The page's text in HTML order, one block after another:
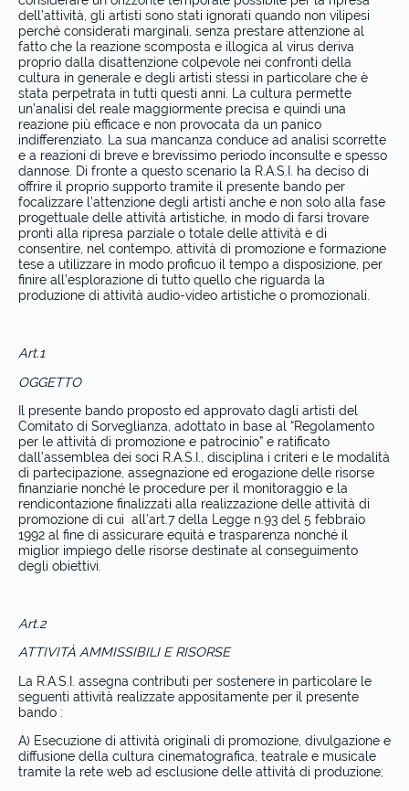
dell’attività, gli artisti sono stati ignorati quando non vilipesi
perché considerati marginali, senza prestare attenzione al
fatto che la reazione scomposta e illogica al virus deriva
proprio dalla disattenzione colpevole nei confronti della
cultura in generale e degli artisti stessi in particolare che è
stata perpetrata in tutti questi anni. La cultura permette
un’analisi del reale maggiormente precisa e quindi una
reazione più efficace e non provocata da un panico
indifferenziato. La sua mancanza conduce ad analisi scorrette
e a reazioni di breve e brevissimo periodo inconsulte e spesso
dannose. Di fronte a questo scenario la R.A.S.I. ha deciso di
offrire il proprio supporto tramite il presente bando per
focalizzare l’attenzione degli artisti anche e non solo alla fase
progettuale delle attività artistiche, in modo di farsi trovare
pronti alla ripresa parziale o totale delle attività e di
consentire, nel contempo, attività di promozione e formazione
tese a utilizzare in modo proficuo il tempo a disposizione, per
finire all’esplorazione di tutto quello che riguarda la
produzione di attività audio-video artistiche o promozionali.
Art.1
OGGETTO
Il presente bando proposto ed approvato dagli artisti del
Comitato di Sorveglianza, adottato in base al “Regolamento
per le attività di promozione e patrocinio” e ratificato
dall’assemblea dei soci R.A.S.I., disciplina i criteri e le modalità
di partecipazione, assegnazione ed erogazione delle risorse
finanziarie nonché le procedure per il monitoraggio e la
rendicontazione finalizzati alla realizzazione delle attività di
promozione di cui all’art.7 della Legge n.93 del 5 febbraio
1992 al fine di assicurare equità e trasparenza nonché il
miglior impiego delle risorse destinate al conseguimento
degli obiettivi.
Art.2
ATTIVITÀ AMMISSIBILI E RISORSE
La R.A.S.I. assegna contributi per sostenere in particolare le
seguenti attività realizzate appositamente per il presente
bando :
A) Esecuzione di attività originali di promozione, divulgazione e
diffusione della cultura cinematografica, teatrale e musicale
tramite la rete web ad esclusione delle attività di produzione;